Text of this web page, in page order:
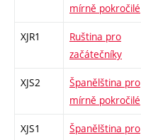
mírně pokročilé
XJR1
Ruština pro
začátečníky
XJS2
Španělština pro
mírně pokročilé
XJS1
Španělština pro